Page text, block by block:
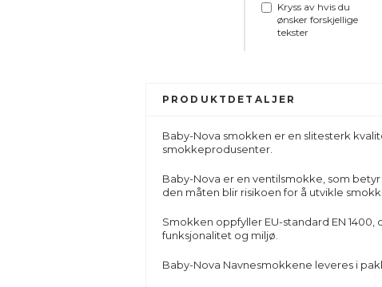
Kryss av hvis du
ønsker forskjellige
tekster
PRODUKTDETALJER
Baby-Nova smokken er en slitesterk
smokkeprodusenter.
Baby-Nova er en ventilsmokke, som
den måten blir risikoen for å utvikle
Smokken oppfyller EU-standard EN
funksjonalitet og miljø.
Baby-Nova Navnesmokkene leveres i